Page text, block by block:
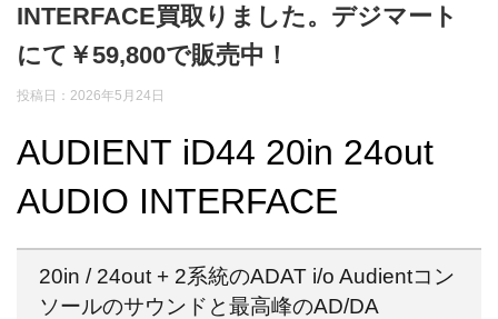
INTERFACE買取りました。デジマート
にて￥59,800で販売中！
投稿日：2026年5月24日
AUDIENT iD44 20in 24out
AUDIO INTERFACE
20in / 24out + 2系統のADAT i/o Audientコン
ソールのサウンドと最高峰のAD/DA